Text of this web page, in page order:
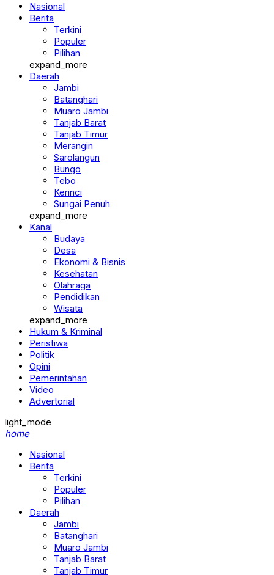
Nasional
Berita
Terkini
Populer
Pilihan
expand_more
Daerah
Jambi
Batanghari
Muaro Jambi
Tanjab Barat
Tanjab Timur
Merangin
Sarolangun
Bungo
Tebo
Kerinci
Sungai Penuh
expand_more
Kanal
Budaya
Desa
Ekonomi & Bisnis
Kesehatan
Olahraga
Pendidikan
Wisata
expand_more
Hukum & Kriminal
Peristiwa
Politik
Opini
Pemerintahan
Video
Advertorial
light_mode
home
Nasional
Berita
Terkini
Populer
Pilihan
Daerah
Jambi
Batanghari
Muaro Jambi
Tanjab Barat
Tanjab Timur